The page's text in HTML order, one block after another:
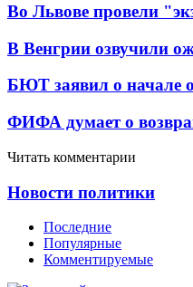
Во Львове провели
В Венгрии озвучили
БЮТ заявил о начале
ФИФА думает о
Читать комментарии
Новости политики
Последние
Популярные
Комментируемые